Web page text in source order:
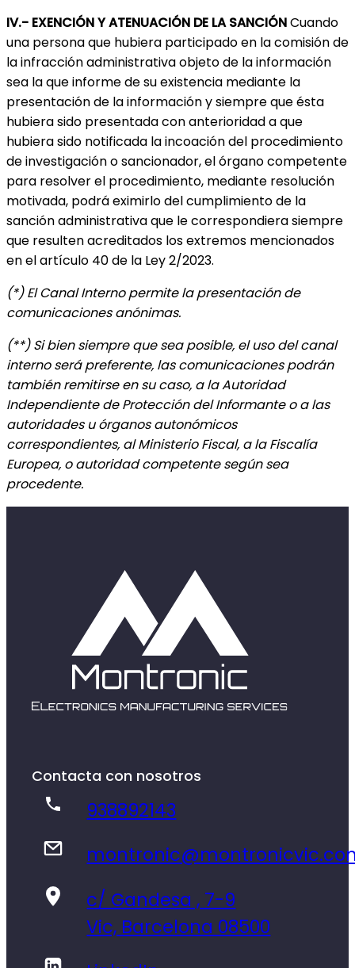
IV.- EXENCIÓN Y ATENUACIÓN DE LA SANCIÓNCuando
una persona que hubiera participado en la comisión de
la infracción administrativa objeto de la información
sea la que informe de su existencia mediante la
presentación de la información y siempre que ésta
hubiera sido presentada con anterioridad a que
hubiera sido notificada la incoación del procedimiento
de investigación o sancionador, el órgano competente
para resolver el procedimiento, mediante resolución
motivada, podrá eximirlo del cumplimiento de la
sanción administrativa que le correspondiera siempre
que resulten acreditados los extremos mencionados
en el artículo 40 de la Ley 2/2023.
(*) El Canal Interno permite la presentación de
comunicaciones anónimas.
(**) Si bien siempre que sea posible, el uso del canal
interno será preferente, las comunicaciones podrán
también remitirse en su caso, a la Autoridad
Independiente de Protección del Informante o a las
autoridades u órganos autonómicos
correspondientes, al Ministerio Fiscal, a la Fiscalía
Europea, o autoridad competente según sea
procedente.
Contacta con nosotros
938892143
c/ Gandesa , 7-9
Vic, Barcelona 08500